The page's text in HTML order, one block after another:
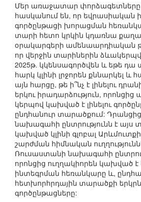
Մեր առաջատար փորձագետները
հասկանում են, որ եվրասիական
գործընթացի խորացման
տարի հետո կրկին կդառնա
օրակարգերի ամենաարդիական
որ վերջին տարիներին
2025թ. կկենսագործվեն և եթե դա
հարկ կլինի լրջորեն քննարկել և
այն հարցը, թե ի՞նչ է լինելու
երկու իրադարձություն, որոնցից
կերպով կախված է լինելու
ընդհանուր տարածքում:
նախագահի ընտրությունն է այս
կախված կլինի գլոբալ
շարժման հիմնական
Ռուսաստանի նախագահի
որոնցից ուղղակիորեն կախված
ինտեգրման հեռանկարը և,
հետխորհրդային տարածքի
գործընթացները: